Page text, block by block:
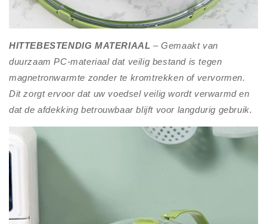
HITTEBESTENDIG MATERIAAL – Gemaakt van
duurzaam PC-materiaal dat veilig bestand is tegen
magnetronwarmte zonder te kromtrekken of vervormen.
Dit zorgt ervoor dat uw voedsel veilig wordt verwarmd en
dat de afdekking betrouwbaar blijft voor langdurig gebruik.